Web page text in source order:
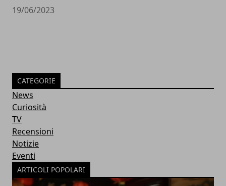
19/06/2023
CATEGORIE
News
Curiosità
TV
Recensioni
Notizie
Eventi
ARTICOLI POPOLARI